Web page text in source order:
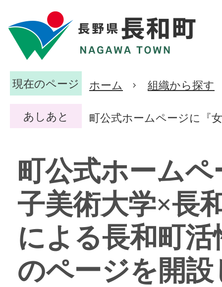
現在のページ ホーム 組織から探す
あしあと 町公式ホームページに『
町公式ホーム
子美術大学×長
による長和町
のページを開